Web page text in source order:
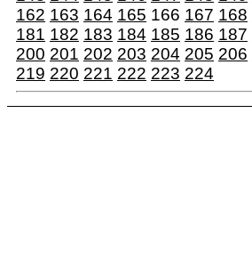
162 163 164 165 166 167 168
181 182 183 184 185 186 187
200 201 202 203 204 205 206
219 220 221 222 223 224